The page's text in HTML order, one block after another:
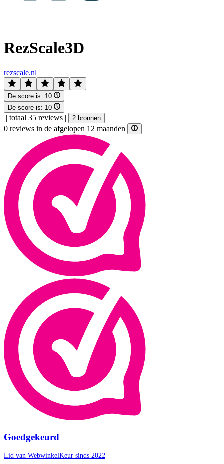
RezScale3D
rezscale.nl
De score is: 10
De score is: 10
| totaal 35 reviews | 2 bronnen
0 reviews in de afgelopen 12 maanden
Goedgekeurd
Lid van WebwinkelKeur sinds 2022